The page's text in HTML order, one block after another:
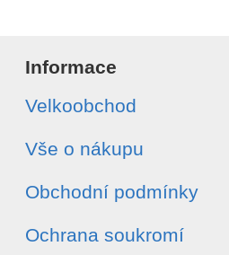
Informace
Velkoobchod
Vše o nákupu
Obchodní podmínky
Ochrana soukromí